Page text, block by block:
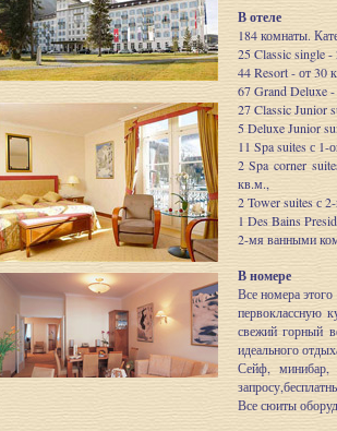
В отеле
184 комнаты.
25 Classic single
44 Resort - от 30
67 Grand Deluxe
27 Classic Junior
5 Deluxe Junior
11 Spa suites с 1-
2 Spa corner
кв.м.,
2 Tower suites с
1 Des Bains
2-мя ванными
В номере
Все номера
первоклассную
свежий горный
идеального
Сейф, минибар,
Все сюиты